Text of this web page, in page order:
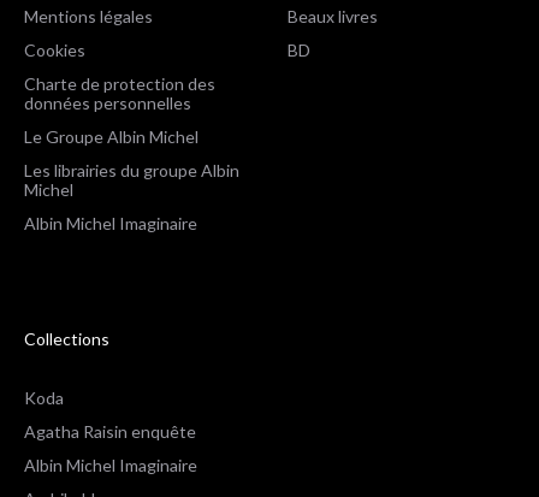
Mentions légales
Cookies
Charte de protection des
données personnelles
Le Groupe Albin Michel
Les librairies du groupe Albin
Michel
Albin Michel Imaginaire
Beaux livres
BD
Collections
Koda
Agatha Raisin enquête
Albin Michel Imaginaire